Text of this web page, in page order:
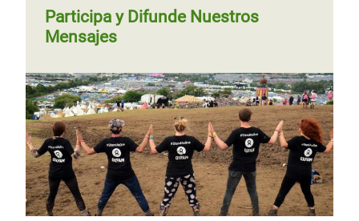
Participa y Difunde Nuestros
Mensajes